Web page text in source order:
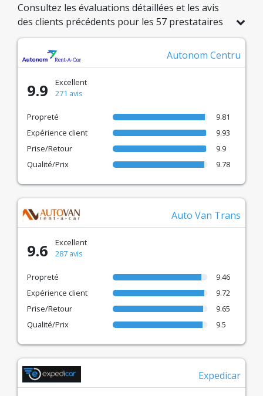
Consultez les évaluations détaillées et les avis
des clients précédents pour les 57 prestataires
locaux de location de voitures en Roumanie.
Comparez 3792 avis vérifiés pour faire le
meilleur choix pour votre voyage.
Autonom Centru
9.9
Excellent
271 avis
Propreté
9.81
Expérience client
9.93
Prise/Retour
9.9
Qualité/Prix
9.78
Auto Van Trans
9.6
Excellent
287 avis
Propreté
9.46
Expérience client
9.72
Prise/Retour
9.65
Qualité/Prix
9.5
Expedicar